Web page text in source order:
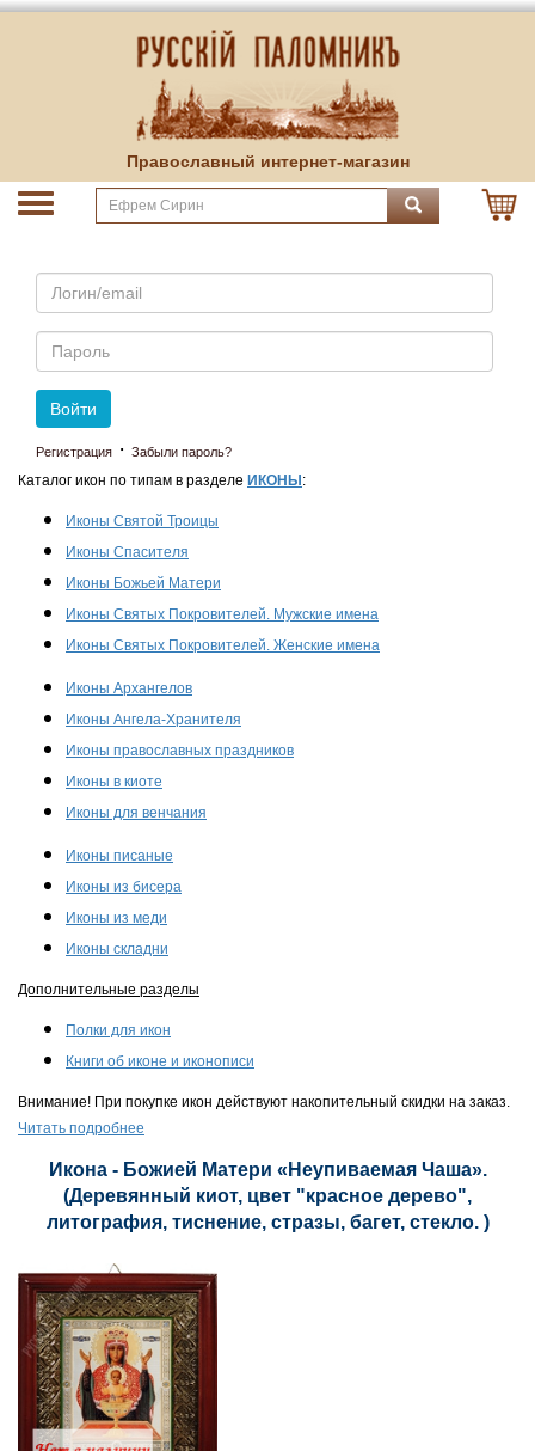
Православный интернет-магазин
Email
Пароль
Войти
Регистрация · Забыли пароль?
Каталог икон по типам в разделе ИКОНЫ :
Иконы Святой Троицы
Иконы Спасителя
Иконы Божьей Матери
Иконы Святых Покровителей. Мужские имена
Иконы Святых Покровителей. Женские имена
Иконы Архангелов
Иконы Ангела-Хранителя
Иконы православных праздников
Иконы в киоте
Иконы для венчания
Иконы писаные
Иконы из бисера
Иконы из меди
Иконы складни
Дополнительные разделы
Полки для икон
Книги об иконе и иконописи
Внимание! При покупке икон действуют накопительный скидки на заказ.
Читать подробнее
Икона - Божией Матери «Неупиваемая Чаша».
(Деревянный киот, цвет "красное дерево",
литография, тиснение, стразы, багет, стекло. )